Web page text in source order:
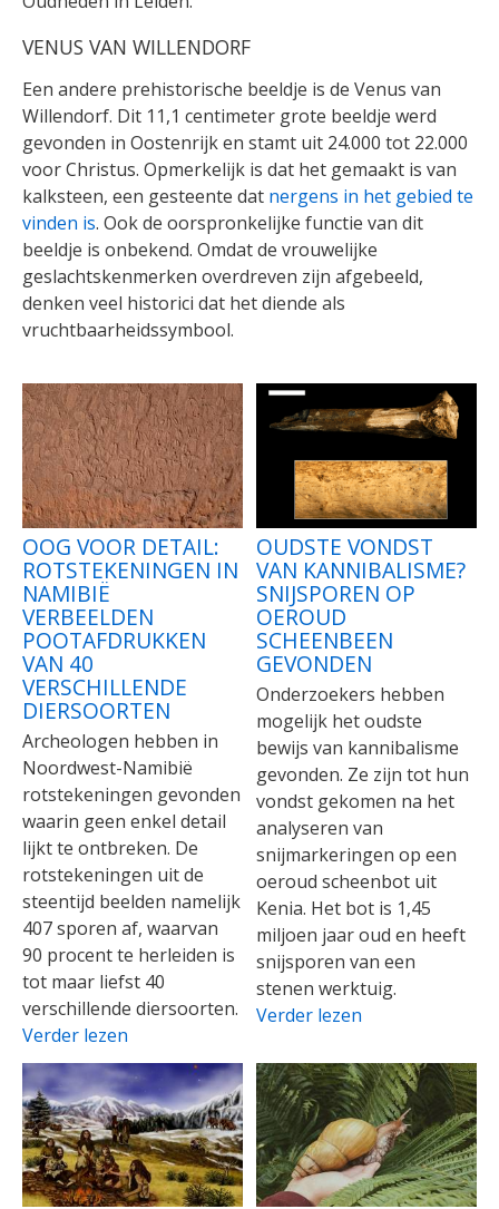
VENUS VAN WILLENDORF
Een andere prehistorische beeldje is de Venus van
Willendorf. Dit 11,1 centimeter grote beeldje werd
gevonden in Oostenrijk en stamt uit 24.000 tot 22.000
voor Christus. Opmerkelijk is dat het gemaakt is van
kalksteen, een gesteente dat nergens in het gebied te
vinden is. Ook de oorspronkelijke functie van dit
beeldje is onbekend. Omdat de vrouwelijke
geslachtskenmerken overdreven zijn afgebeeld,
denken veel historici dat het diende als
vruchtbaarheidssymbool.
OOG VOOR DETAIL:
ROTSTEKENINGEN IN
NAMIBIË
VERBEELDEN
POOTAFDRUKKEN
VAN 40
VERSCHILLENDE
DIERSOORTEN
Archeologen hebben in
Noordwest-Namibië
rotstekeningen gevonden
waarin geen enkel detail
lijkt te ontbreken. De
rotstekeningen uit de
steentijd beelden namelijk
407 sporen af, waarvan
90 procent te herleiden is
tot maar liefst 40
verschillende diersoorten.
Verder lezen
OUDSTE VONDST
VAN KANNIBALISME?
SNIJSPOREN OP
OEROUD
SCHEENBEEN
GEVONDEN
Onderzoekers hebben
mogelijk het oudste
bewijs van kannibalisme
gevonden. Ze zijn tot hun
vondst gekomen na het
analyseren van
snijmarkeringen op een
oeroud scheenbot uit
Kenia. Het bot is 1,45
miljoen jaar oud en heeft
snijsporen van een
stenen werktuig.
Verder lezen